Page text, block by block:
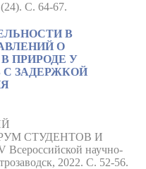
С. 64-67.
В
О
ПРИРОДЕ У
ЗАДЕРЖКОЙ
СТУДЕНТОВ И
научно-
2022. С. 52-56.